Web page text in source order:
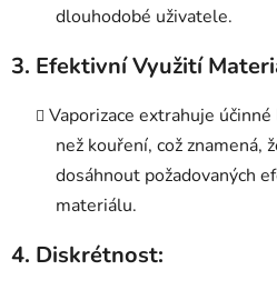
dlouhodobé uživatele.
3. Efektivní Využití
Vaporizace extrahuje
než kouření, což znamená,
dosáhnout požadovaných
materiálu.
4. Diskrétnost: